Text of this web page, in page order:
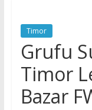
Timor
Grufu
Timor
Bazar